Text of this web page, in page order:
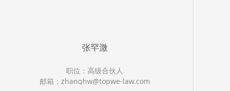
张罕溦
职位：高级合伙人
邮箱：zhanghw@topwe-law.com